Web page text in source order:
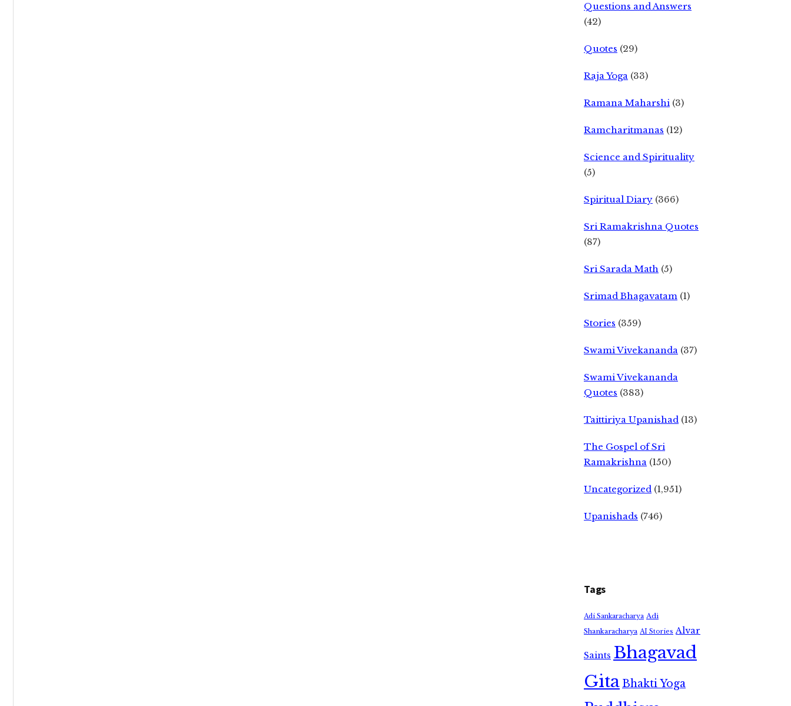
Questions and Answers
(42)
Quotes (29)
Raja Yoga (33)
Ramana Maharshi (3)
Ramcharitmanas (12)
Science and Spirituality
(5)
Spiritual Diary (366)
Sri Ramakrishna Quotes
(87)
Sri Sarada Math (5)
Srimad Bhagavatam (1)
Stories (359)
Swami Vivekananda (37)
Swami Vivekananda
Quotes (383)
Taittiriya Upanishad (13)
The Gospel of Sri
Ramakrishna (150)
Uncategorized (1,951)
Upanishads (746)
Tags
Adi Sankaracharya Adi
Shankaracharya AI Stories Alvar
Saints Bhagavad
GitaBhakti Yoga